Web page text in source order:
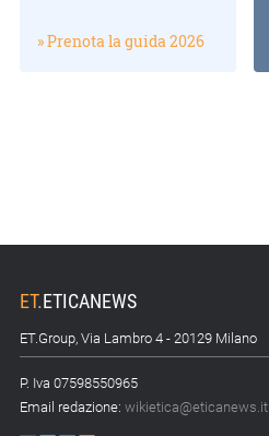
» Prenota la guida 2026
ET.ETICANEWS
ET.Group, Via Lambro 4 - 20129 Milano
P. Iva 07598550965
Email redazione: wikietica@eticanews.it